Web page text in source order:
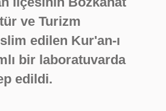
ve Turizm
edilen Kur'an-ı
bir laboratuvarda
edildi.